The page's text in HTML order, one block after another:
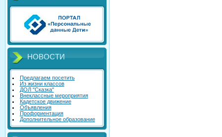
НОВОСТИ
Предлагаем посетить
Из жизни классов
ДОЛ "Сказка"
Внеклассные мероприятия
Кадетское движение
Объявления
Профориентация
Дополнительное образование